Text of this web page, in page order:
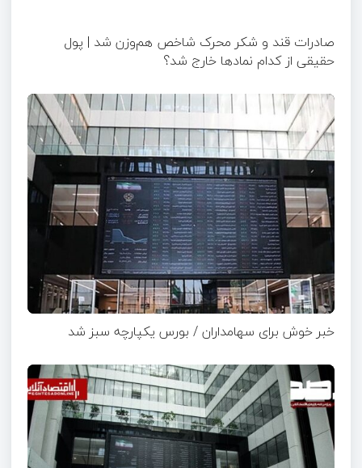
صادرات قند و شکر محرک شاخص هم‌وزن شد | پول
حقیقی از کدام نماد‌ها خارج شد؟
خبر خوش برای سهامداران / بورس یکپارچه سبز شد